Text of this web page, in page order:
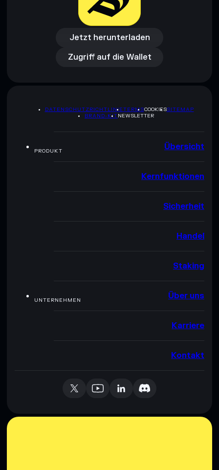
Jetzt herunterladen
Jetzt herunterladen
Zugriff auf die Wallet
Zugriff auf die Wallet
DATENSCHUTZRICHTLINIETERMSCOOKIESSITEMAP
BRAND-KITNEWSLETTER
PRODUKT Übersicht
Kernfunktionen
Sicherheit
Handel
Staking
UNTERNEHMEN Über uns
Karriere
Kontakt